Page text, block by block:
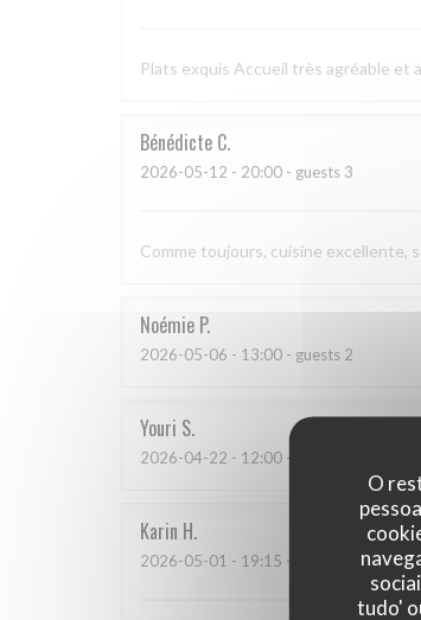
O
tudo'
Plats exquis Accueil très agréable et
Bénédicte C
2026-05-12 - 20:00 - guests 3
Comme toujours, cuisine excellente,
Noémie P
2026-05-06 - 13:00 - guests 2
Youri S
2026-04-22 - 12:00 - guests 2
Karin H
2026-05-01 - 19:15 - guests 3